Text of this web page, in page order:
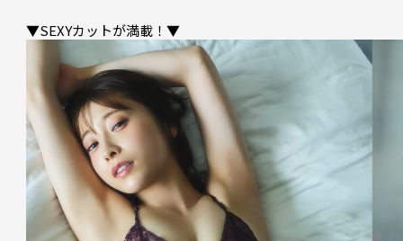
▼SEXYカットが満載！▼